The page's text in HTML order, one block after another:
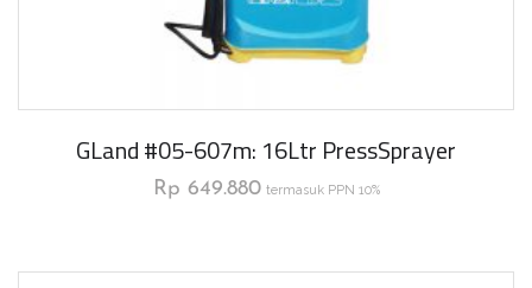
GLand #05-607m: 16Ltr PressSprayer
Rp 649.880 termasuk PPN 10%